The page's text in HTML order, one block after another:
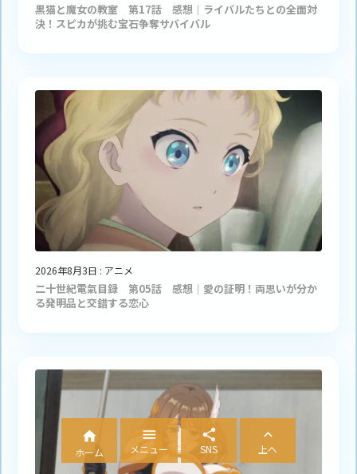
黒猫と魔女の教室 第17話 感想｜ライバルたちとの全面対
決！スピカが挑む宝石争奪サバイバル
2026年8月3日 : アニメ
二十世紀電氣目録 第05話 感想｜愛の証明！両思いが分か
る発明品と交錯する恋心

ホーム

メニュー

SNS

上へ